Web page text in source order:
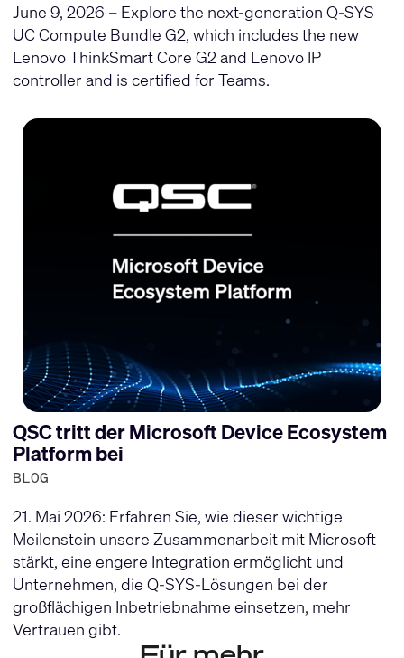
June 9, 2026 – Explore the next-generation Q-SYS
UC Compute Bundle G2, which includes the new
Lenovo ThinkSmart Core G2 and Lenovo IP
controller and is certified for Teams.
QSC tritt der Microsoft Device Ecosystem
Platform bei
BLOG
21. Mai 2026: Erfahren Sie, wie dieser wichtige
Meilenstein unsere Zusammenarbeit mit Microsoft
stärkt, eine engere Integration ermöglicht und
Unternehmen, die Q-SYS-Lösungen bei der
großflächigen Inbetriebnahme einsetzen, mehr
Vertrauen gibt.